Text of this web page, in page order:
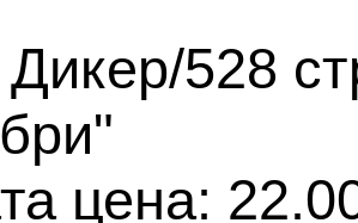
528
цена: